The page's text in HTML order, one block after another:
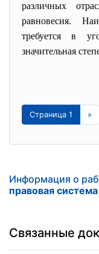
различных
равновесия.
требуется в
значительная
Страница 1 »
Информация о
правовая система
Связанные